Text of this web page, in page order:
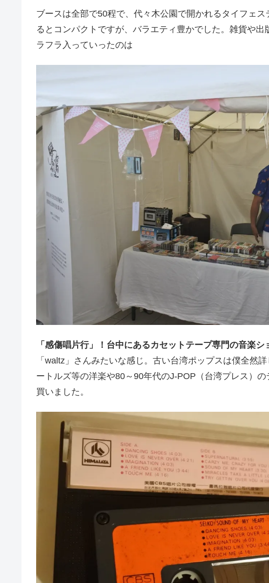
ブースは全部で50程で、代々木公園で開かれるタイフェ
るとコンパクトですが、バラエティ豊かでした。雑貨や
ラフラ入っていったのは
「感傷唱片行」！台中にあるカセットテープ専門の音楽シ
「waltz」さんみたいな感じ。古い台湾ポップスは僕全然
ートルズ等の洋楽や80～90年代のJ-POP（台湾プレス）
買いました。